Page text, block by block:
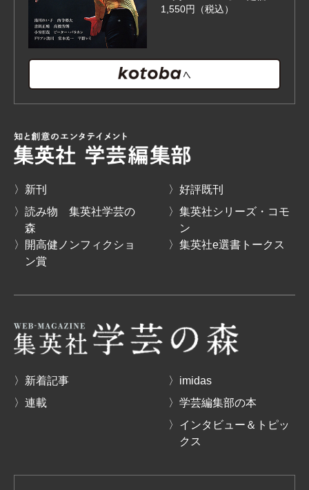
1,550円（税込）
〉新刊
〉読み物 集英社学芸の
森
〉開高健ノンフィクショ
ン賞
〉好評既刊
〉集英社シリーズ・コモ
ン
〉集英社e選書トークス
〉新着記事
〉連載
〉imidas
〉学芸編集部の本
〉インタビュー＆トピッ
クス